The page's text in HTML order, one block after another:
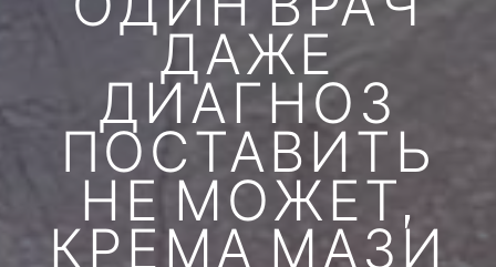
ДАЖЕ
ДИАГНОЗ
ПОСТАВИТЬ
НЕ МОЖЕТ,